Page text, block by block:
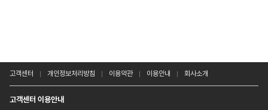
고객센터 개인정보처리방침 이용약관 이용안내 회사소개
고객센터 이용안내